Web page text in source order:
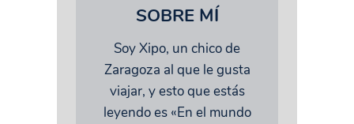
SOBRE MÍ
Soy Xipo, un chico de
Zaragoza al que le gusta
viajar, y esto que estás
leyendo es «En el mundo